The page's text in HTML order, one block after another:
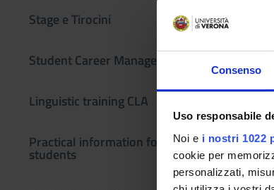
Consenso
Uso responsabile
Noi e i nostri 1022
cookie per
personalizzati,
Stage e Tirocini
Student Career Management
Linguistic training CLA
Practical information for
students
Language
Period